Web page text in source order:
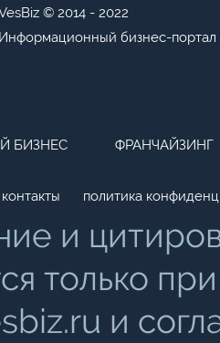
© 2014 - 2022
Информационный бизнес-портал
БИЗНЕС ФРАНЧАЙЗИНГ
контакты политика
и
только
и